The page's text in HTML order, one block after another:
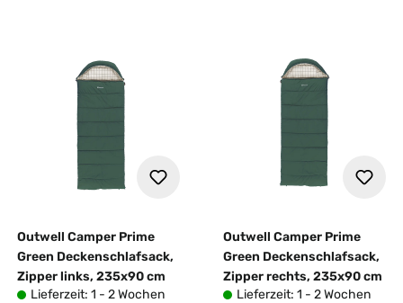
Outwell Camper Prime
Green Deckenschlafsack,
Zipper links, 235x90 cm
Lieferzeit: 1 - 2 Wochen
Outwell Camper Prime
Green Deckenschlafsack,
Zipper rechts, 235x90 cm
Lieferzeit: 1 - 2 Wochen